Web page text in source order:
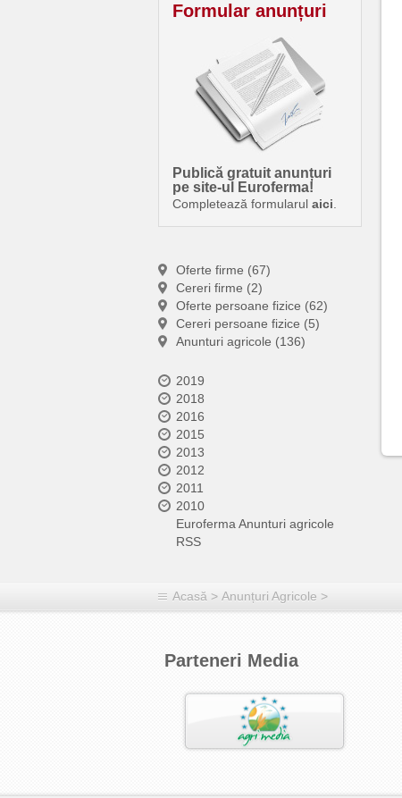
Formular anunțuri
Publică gratuit anunțuri
pe site-ul Euroferma!
Completează formularul aici
Oferte firme (67)
Cereri firme (2)
Oferte persoane fizice (62)
Cereri persoane fizice (5)
Anunturi agricole (136)
2019
2018
2016
2015
2013
2012
2011
2010
Euroferma Anunturi agricole
RSS
Acasă > Anunțuri Agricole >
Parteneri Media